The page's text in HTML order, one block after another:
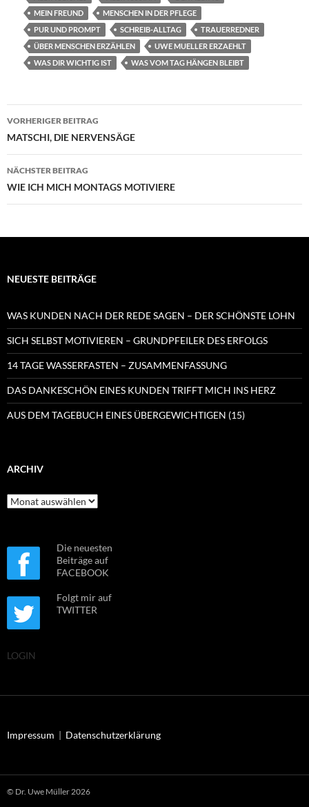
MEIN FREUND
MENSCHEN IN DER PFLEGE
PUR UND PROMPT
SCHREIB-ALLTAG
TRAUERREDNER
ÜBER MENSCHEN ERZÄHLEN
UWE MUELLER ERZAEHLT
WAS DIR WICHTIG IST
WAS VOM TAG HÄNGEN BLEIBT
Beitragsnavigation
VORHERIGER BEITRAG
MATSCHI, DIE NERVENSÄGE
NÄCHSTER BEITRAG
WIE ICH MICH MONTAGS MOTIVIERE
NEUESTE BEITRÄGE
WAS KUNDEN NACH DER REDE SAGEN – DER SCHÖNSTE LOHN
SICH SELBST MOTIVIEREN – GRUNDPFEILER DES ERFOLGS
14 TAGE WASSERFASTEN – ZUSAMMENFASSUNG
DAS DANKESCHÖN EINES KUNDEN TRIFFT MICH INS HERZ
AUS DEM TAGEBUCH EINES ÜBERGEWICHTIGEN (15)
ARCHIV
Archiv
Die neuesten
Beiträge auf
FACEBOOK
Folgt mir auf
TWITTER
LOGIN
Impressum | Datenschutzerklärung
© Dr. Uwe Müller 2026